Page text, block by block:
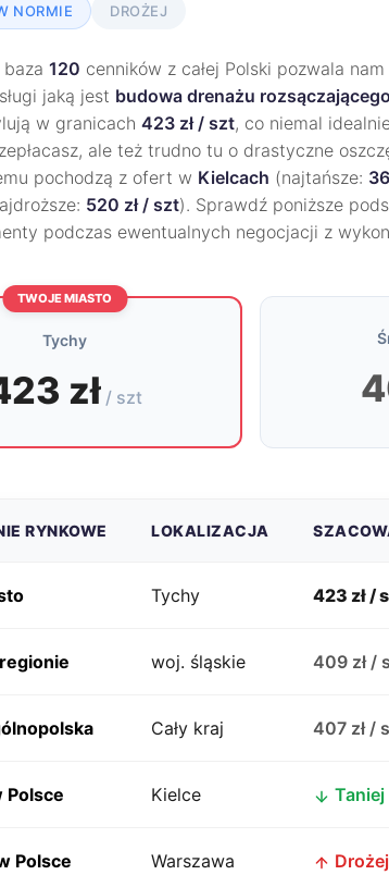
NORMIE DROŻEJ
120 cenników z całej Polski pozwala
jaką jest budowa drenażu rozsączającego
w granicach 423 zł / szt, co niemal
ale też trudno tu o drastyczne
pochodzą z ofert w Kielcach (najtańsze:
520 zł / szt). Sprawdź poniższe
podczas ewentualnych negocjacji z
TWOJE MIASTO
Tychy
zł / szt
RYNKOWE LOKALIZACJA
Tychy 423 zł /
woj. śląskie 409 zł /
Cały kraj 407 zł /
Polsce Kielce Taniej
Polsce Warszawa